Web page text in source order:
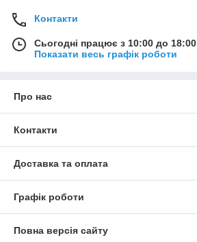
Контакти
Сьогодні працює з 10:00 до 18:00
Показати весь графік роботи
Про нас
Контакти
Доставка та оплата
Графік роботи
Повна версія сайту